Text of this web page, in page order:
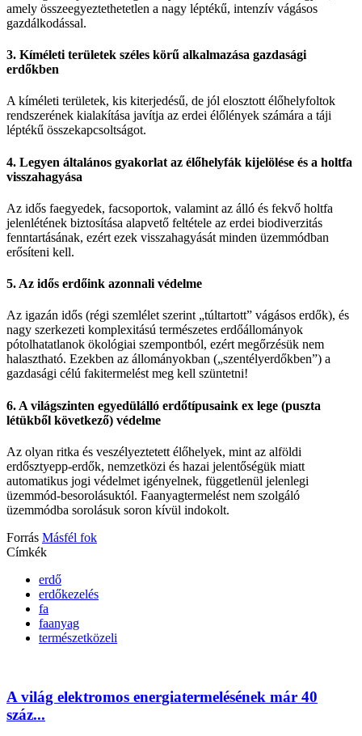
amely összeegyeztethetetlen a nagy léptékű, intenzív vágásos
gazdálkodással.
3. Kíméleti területek széles körű alkalmazása gazdasági
erdőkben
A kíméleti területek, kis kiterjedésű, de jól elosztott élőhelyfoltok
rendszerének kialakítása javítja az erdei élőlények számára a táji
léptékű összekapcsoltságot.
4. Legyen általános gyakorlat az élőhelyfák kijelölése és a holtfa
visszahagyása
Az idős faegyedek, facsoportok, valamint az álló és fekvő holtfa
jelenlétének biztosítása alapvető feltétele az erdei biodiverzitás
fenntartásának, ezért ezek visszahagyását minden üzemmódban
erősíteni kell.
5. Az idős erdőink azonnali védelme
Az igazán idős (régi szemlélet szerint „túltartott” vágásos erdők), és
nagy szerkezeti komplexitású természetes erdőállományok
pótolhatatlanok ökológiai szempontból, ezért megőrzésük nem
halasztható. Ezekben az állományokban („szentélyerdőkben”) a
gazdasági célú fakitermelést meg kell szüntetni!
6. A világszinten egyedülálló erdőtípusaink ex lege (puszta
létükből következő) védelme
Az olyan ritka és veszélyeztetett élőhelyek, mint az alföldi
erdősztyepp-erdők, nemzetközi és hazai jelentőségük miatt
automatikus jogi védelmet igényelnek, függetlenül jelenlegi
üzemmód-besorolásuktól. Faanyagtermelést nem szolgáló
üzemmódba sorolásuk soron kívül indokolt.
Forrás Másfél fok
Címkék
erdő
erdőkezelés
fa
faanyag
természetközeli
A világ elektromos energiatermelésének már 40
száz...